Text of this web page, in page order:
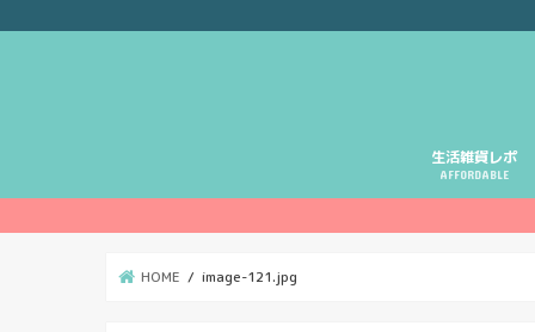
生活雑貨レポ
AFFORDABLE
HOME image-121.jpg